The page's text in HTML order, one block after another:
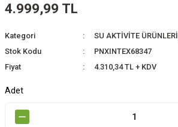
4.999,99 TL
Kategori SU AKTİVİTE ÜRÜNLERİ
Stok Kodu
PNXINTEX68347
Fiyat
4.310,34 TL + KDV
Adet